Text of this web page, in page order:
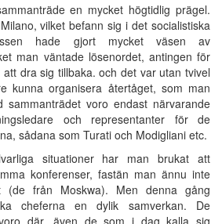
en mycket högtidlig prägel.
vilket befann sig i det socialistiska
hade gjort mycket väsen av
man väntade lösenordet, antingen för
dra sig tillbaka. och det var utan tvivel
kunna organisera återtåget, som man
voro endast närvarande
och representanter för de
sådana som Turati och Modigliani etc.
situationer har man brukat att
konferenser, fastän man ännu inte
(de från Moskwa). Men denna gång
cheferna en dylik samverkan. De
där, även de som i dag kalla sig